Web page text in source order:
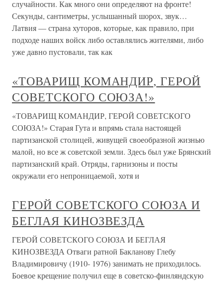
случайности. Как много они определяют на фронте!
Секунды, сантиметры, услышанный шорох, звук…
Латвия — страна хуторов, которые, как правило, при
подходе наших войск либо оставлялись жителями, либо
уже давно пустовали, так как
«ТОВАРИЩ КОМАНДИР, ГЕРОЙ
СОВЕТСКОГО СОЮЗА!»
«ТОВАРИЩ КОМАНДИР, ГЕРОЙ СОВЕТСКОГО
СОЮЗА!» Старая Гута и впрямь стала настоящей
партизанской столицей, живущей своеобразной жизнью
малой, но все ж советской земли. Здесь был уже Брянский
партизанский край. Отряды, гарнизоны и посты
окружали его непроницаемой, хотя и
ГЕРОЙ СОВЕТСКОГО СОЮЗА И
БЕГЛАЯ КИНОЗВЕЗДА
ГЕРОЙ СОВЕТСКОГО СОЮЗА И БЕГЛАЯ
КИНОЗВЕЗДА Отваги ратной Бакланову Глебу
Владимировичу (1910- 1976) занимать не приходилось.
Боевое крещение получил еще в советско-финляндскую